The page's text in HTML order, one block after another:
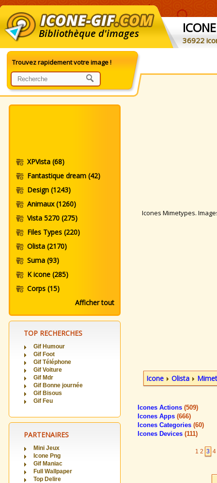
Bibliothèque d'images ICONE
36922
Trouvez rapidement votre image !
XPVista (68)
Fantastique dream (42)
Design (1243)
Animaux(1260)
Vista 5270 (275)
Files Types (220)
Olista (2170)
Suma (93)
K icone (285)
Corps (15)
Afficher tout
TOP RECHERCHES
Gif Humour
Gif Foot
Gif Téléphone
Gif Voiture
Gif Mdr
Gif Bonne journée
Gif Bisous
Gif Feu
PARTENAIRES
Mini Jeux
Icone Png
Gif Maniac
Full Wallpaper
Top Delire
Icones Mimetypes.
Icone Olista
Icones Actions (509)
Icones Apps (666)
Icones Categories (60)
Icones Devices (111)
1 2 3 4